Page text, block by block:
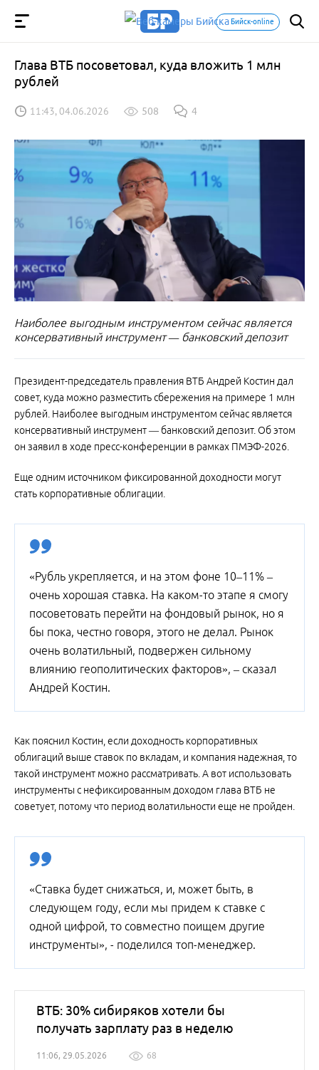
Бийск-online
Глава ВТБ посоветовал, куда вложить 1 млн
рублей
11:43, 04.06.2026 508 4
Наиболее выгодным инструментом сейчас является
консервативный инструмент — банковский депозит
Президент-председатель правления ВТБ Андрей Костин дал
совет, куда можно разместить сбережения на примере 1 млн
рублей. Наиболее выгодным инструментом сейчас является
консервативный инструмент — банковский депозит. Об этом
он заявил в ходе пресс-конференции в рамках ПМЭФ-2026.
Еще одним источником фиксированной доходности могут
стать корпоративные облигации.
«Рубль укрепляется, и на этом фоне 10–11% –
очень хорошая ставка. На каком-то этапе я смогу
посоветовать перейти на фондовый рынок, но я
бы пока, честно говоря, этого не делал. Рынок
очень волатильный, подвержен сильному
влиянию геополитических факторов», – сказал
Андрей Костин.
Как пояснил Костин, если доходность корпоративных
облигаций выше ставок по вкладам, и компания надежная, то
такой инструмент можно рассматривать. А вот использовать
инструменты с нефиксированным доходом глава ВТБ не
советует, потому что период волатильности еще не пройден.
«Ставка будет снижаться, и, может быть, в
следующем году, если мы придем к ставке с
одной цифрой, то совместно поищем другие
инструменты», - поделился топ-менеджер.
ВТБ: 30% сибиряков хотели бы
получать зарплату раз в неделю
11:06, 29.05.2026 68